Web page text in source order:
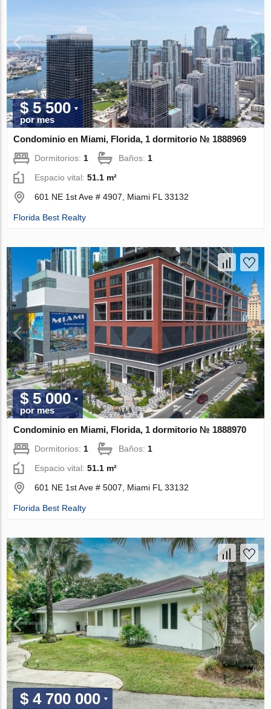
$ 5 500
por mes
Condominio en Miami, Florida, 1 dormitorio № 1888969
Dormitorios: 1 Baños: 1
Espacio vital:51.1 m²
601 NE 1st Ave # 4907, Miami FL 33132
Florida Best Realty
$ 5 000
por mes
Condominio en Miami, Florida, 1 dormitorio № 1888970
Dormitorios:1 Baños:1
Espacio vital:51.1 m²
601 NE 1st Ave # 5007, Miami FL 33132
Florida Best Realty
$ 4 700 000